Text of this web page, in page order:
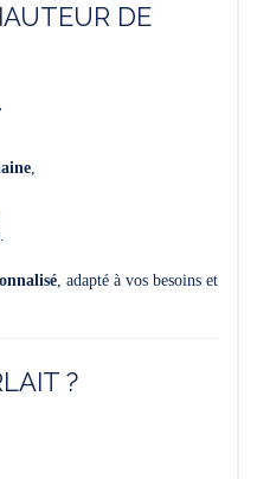
DE
,
, adapté à vos besoins et
?